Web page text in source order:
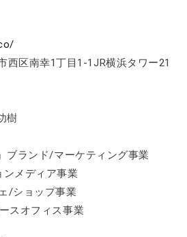
西区南幸1丁目1-1JR横浜タワー21
樹
』ブランド/マーケティング事業
ンメディア事業
ェ/ショップ事業
スオフィス事業